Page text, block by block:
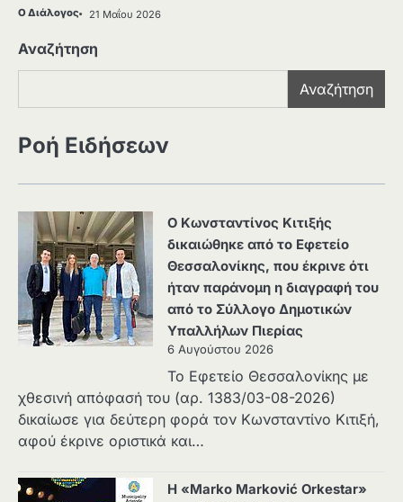
Ο Διάλογος 21 Μαΐου 2026
Αναζήτηση
Αναζήτηση
Ροή Ειδήσεων
Ο Κωνσταντίνος Κιτιξής
δικαιώθηκε από το Εφετείο
Θεσσαλονίκης, που έκρινε ότι
ήταν παράνομη η διαγραφή του
από το Σύλλογο Δημοτικών
Υπαλλήλων Πιερίας
6 Αυγούστου 2026
Το Εφετείο Θεσσαλονίκης με
χθεσινή απόφασή του (αρ. 1383/03-08-2026)
δικαίωσε για δεύτερη φορά τον Κωνσταντίνο Κιτιξή,
αφού έκρινε οριστικά και…
Η «Marko Marković Orkestar»